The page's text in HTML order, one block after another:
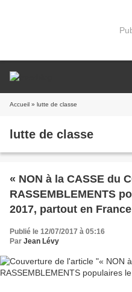
Accueil » lutte de classe
lutte de classe
« NON à la CASSE du
RASSEMBLEMENTS
2017, partout en France
Publié le 12/07/2017 à 05:16
Par Jean Lévy